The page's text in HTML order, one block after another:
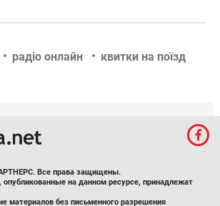
радіо онлайн квитки на поїзд
Все права защищены.
на данном ресурсе, принадлежат
материалов без письменного разрешения